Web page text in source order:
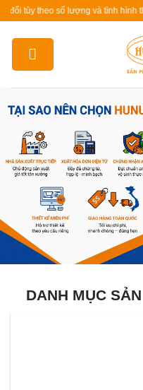
Skip
content
số lượng và tình hình thực tế.
DANH MỤC